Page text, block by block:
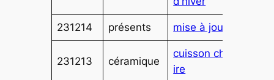
231214 présents mise à jour
231213 céramique
cuisson cha-
ire